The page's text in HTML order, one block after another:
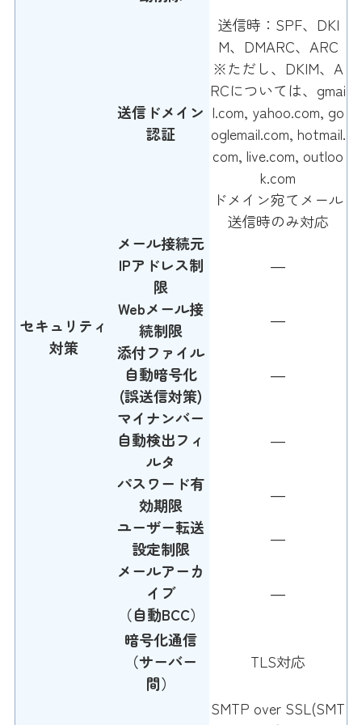
セキュリティ
対策
送信ドメイン
認証
送信時：SPF、DKI
M、DMARC、ARC
※ただし、DKIM、A
RCについては、gmai
l.com, yahoo.com, go
oglemail.com, hotmail.
com, live.com, outloo
k.com
ドメイン宛てメール
送信時のみ対応
メール接続元
IPアドレス制
限
―
Webメール接
続制限
―
添付ファイル
自動暗号化
(誤送信対策)
―
マイナンバー
自動検出フィ
ルタ
―
パスワード有
効期限
―
ユーザー転送
設定制限
―
メールアーカ
イブ
（自動BCC）
―
暗号化通信
（サーバー
間）
TLS対応
SMTP over SSL(SMT